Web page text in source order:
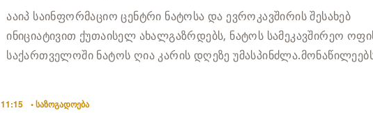
ააიპ საინფორმაციო ცენტრი ნატოსა და ევროკავშირის შესახებ
ინიციატივით ქუთაისელ ახალგაზრდებს, ნატოს სამეკავშირეო
საქართველოში ნატოს ღია კარის დღეზე
11:15 • საზოგადოება